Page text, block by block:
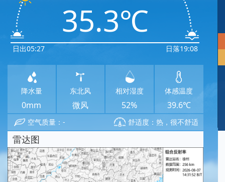
日出05:27
35.3℃
日落19:08
降水量
0mm
东北风
微风
相对湿度
52%
体感温度
39.6℃
空气质量：- 舒适度：热，很不舒适
雷达图